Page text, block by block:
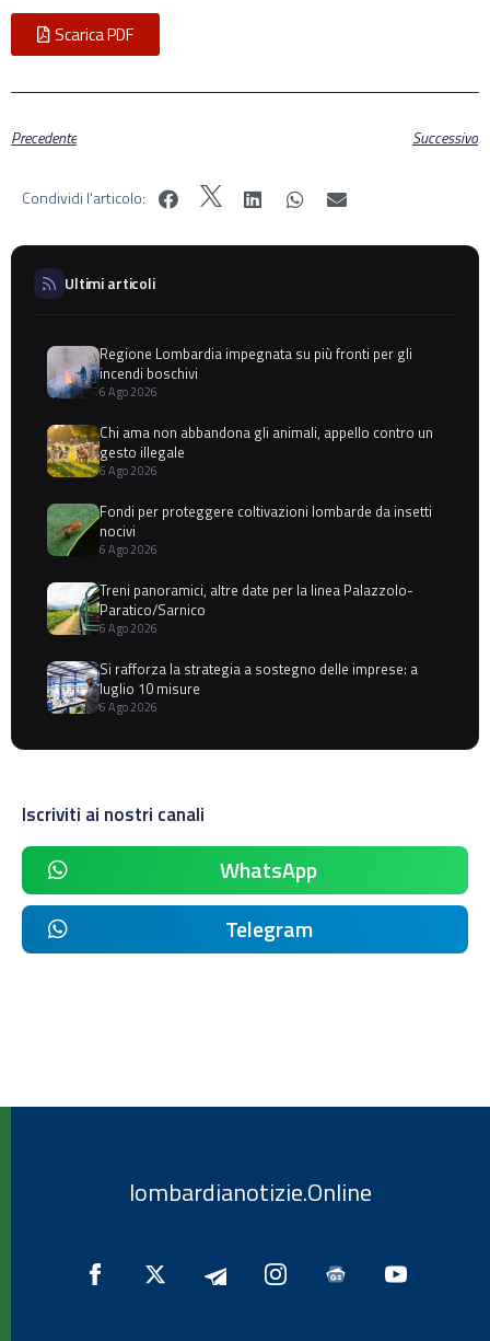
Scarica PDF
Precedente Successivo
Condividi l'articolo:
Ultimi articoli
Regione Lombardia impegnata su più fronti per gli
incendi boschivi
6 Ago 2026
Chi ama non abbandona gli animali, appello contro un
gesto illegale
6 Ago 2026
Fondi per proteggere coltivazioni lombarde da insetti
nocivi
6 Ago 2026
Treni panoramici, altre date per la linea Palazzolo-
Paratico/Sarnico
6 Ago 2026
Si rafforza la strategia a sostegno delle imprese: a
luglio 10 misure
6 Ago 2026
Iscriviti ai nostri canali
WhatsApp
Telegram
lombardianotizie.Online